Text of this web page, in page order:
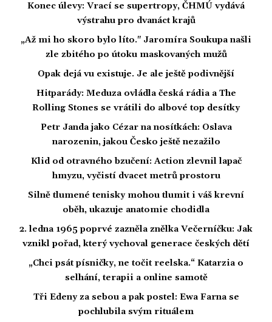
Konec úlevy: Vrací se supertropy, ČHMÚ vydává
výstrahu pro dvanáct krajů
„Až mi ho skoro bylo líto." Jaromíra Soukupa našli
zle zbitého po útoku maskovaných mužů
Opak dejá vu existuje. Je ale ještě podivnější
Hitparády: Meduza ovládla česká rádia a The
Rolling Stones se vrátili do albové top desítky
Petr Janda jako Cézar na nosítkách: Oslava
narozenin, jakou Česko ještě nezažilo
Klid od otravného bzučení: Action zlevnil lapač
hmyzu, vyčistí dvacet metrů prostoru
Silně tlumené tenisky mohou tlumit i váš krevní
oběh, ukazuje anatomie chodidla
2. ledna 1965 poprvé zazněla znělka Večerníčku: Jak
vznikl pořad, který vychoval generace českých dětí
„Chci psát písničky, ne točit reelska.“ Katarzia o
selhání, terapii a online samotě
Tři Edeny za sebou a pak postel: Ewa Farna se
pochlubila svým rituálem